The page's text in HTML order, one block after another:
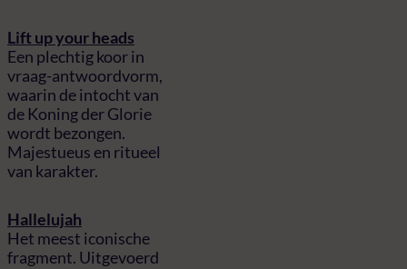
Lift up your heads
Een plechtig koor in
vraag-antwoordvorm,
waarin de intocht van
de Koning der Glorie
wordt bezongen.
Majestueus en ritueel
van karakter.
Hallelujah
Het meest iconische
fragment. Uitgevoerd